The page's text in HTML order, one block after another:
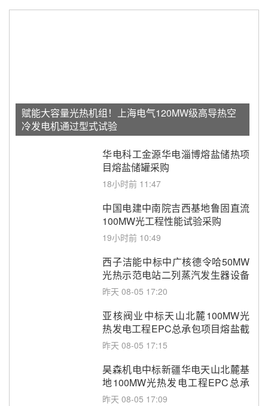
赋能大容量光热机组！上海电气120MW级高导热空
冷发电机通过型式试验
华电科工金源华电淄博熔盐储热项
目熔盐储罐采购
18小时前 11:47
中国电建中南院吉西基地鲁固直流
100MW光工程性能试验采购
19小时前 10:49
西子洁能中标中广核德令哈50MW
光热示范电站二列蒸汽发生器设备
采购
昨天 08-05 17:20
亚核阀业中标天山北麓100MW光
热发电工程EPC总承包项目熔盐截
止阀、熔盐三偏心蝶阀采购
昨天 08-05 17:15
昊森机电中标新疆华电天山北麓基
地100MW光热发电工程EPC总承
包项目熔盐介质超声波流量计采购
昨天 08-05 17:09